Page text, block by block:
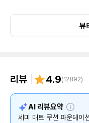
뷰
리뷰 4.9(12892)
AI 리뷰요약 설
명
세미 매트 쿠션 파운데이